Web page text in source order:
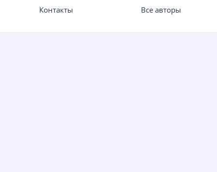
Контакты Все авторы